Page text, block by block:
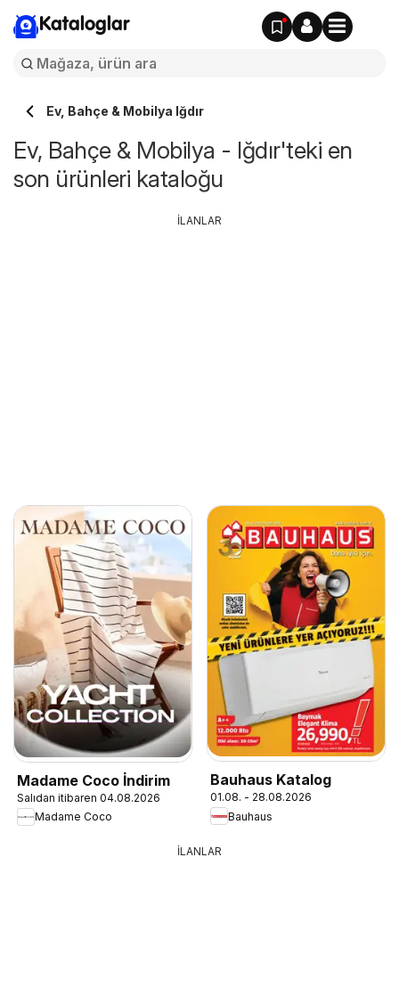
Kataloglar
Ev, Bahçe & Mobilya Iğdır
Ev, Bahçe & Mobilya - Iğdır'teki en
son ürünleri kataloğu
Madame Coco İndirim
Salıdan itibaren 04.08.2026
Madame Coco
Bauhaus Katalog
01.08. - 28.08.2026
Bauhaus
İLANLAR
İLANLAR